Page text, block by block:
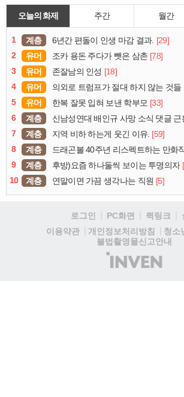
오늘의 화제 주간 월간
1 계층 6년간 편돌이 인생 마감 결과. [29]
2
유머 조카 용돈 주다가 뺏은 삼촌 [78]
3
유머 존잘남의 인성 [18]
4
유머 의외로 트럼프가 절대 하지 않는 것들
5
유머 한복 잘못 입혀 보낸 학부모 [33]
6
계층 신남성연대 배인규 사망 소식 댓글 근
7
계층 지역 비하 하는게 웃긴 이유. [59]
8
계층 드래곤볼 40주년 리스펙트하는 만화
9
계층 후방)요즘 하나둘씩 보이는 투명의자
10
계층 연말이면 가끔 생각나는 직원 [5]
로그인 PC화면 퀵링크
이용약관
개인정보처리방침
청소
불법촬영물신고안내
(주)
인